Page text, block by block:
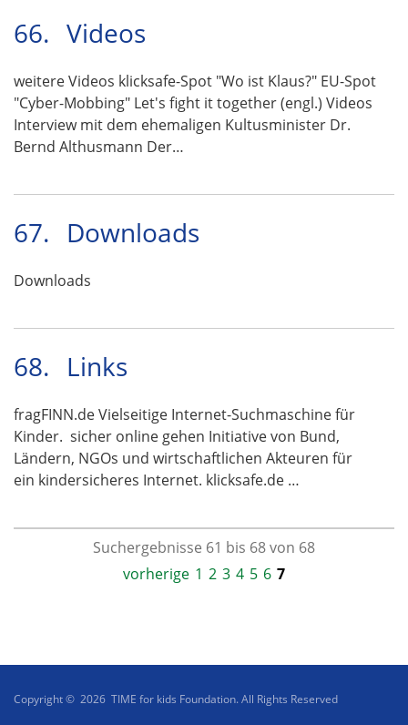
66. Videos
weitere Videos klicksafe-Spot "Wo ist Klaus?" EU-Spot
"Cyber-Mobbing" Let's fight it together (engl.) Videos
Interview mit dem ehemaligen Kultusminister Dr.
Bernd Althusmann Der…
67. Downloads
Downloads
68. Links
fragFINN.de Vielseitige Internet-Suchmaschine für
Kinder. sicher online gehen Initiative von Bund,
Ländern, NGOs und wirtschaftlichen Akteuren für
ein kindersicheres Internet. klicksafe.de …
Suchergebnisse 61 bis 68 von 68
vorherige 1 2 3 4 5 6 7
Copyright © 2026 TIME for kids Foundation. All Rights Reserved